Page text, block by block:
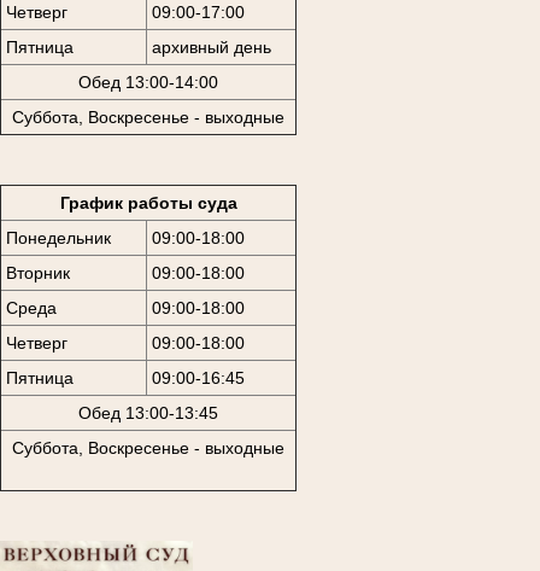
Четверг
09:00-17:00
Пятница
архивный день
Обед 13:00-14:00
Суббота, Воскресенье - выходные
График работы суда
Понедельник
09:00-18:00
Вторник
09:00-18:00
Среда
09:00-18:00
Четверг
09:00-18:00
Пятница
09:00-16:45
Обед 13:00-13:45
Суббота, Воскресенье - выходные